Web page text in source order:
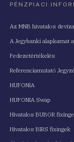
PÉNZPIACI
Az MNB hivatalos
A Jegybanki alapkamat
Fedezetértékelés
Referenciamutató
HUFONIA
HUFONIA Swap
Hivatalos BUBOR
Hivatalos BIRS fixingek